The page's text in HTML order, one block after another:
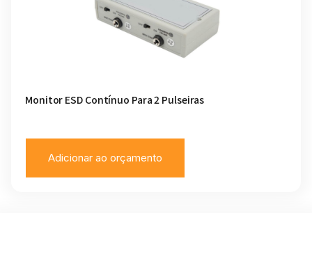
Monitor ESD Contínuo Para 2 Pulseiras
Adicionar ao orçamento